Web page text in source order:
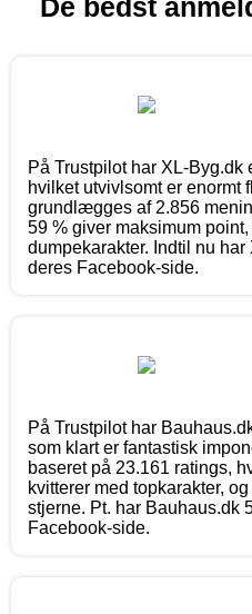
De bedst
På Trustpilot har XL-Byg.dk
hvilket utvivlsomt er enormt
grundlægges af 2.856
59 % giver maksimum
dumpekarakter. Indtil nu
deres Facebook-side.
På Trustpilot har
som klart er fantastisk
baseret på 23.161 ratings,
kvitterer med topkarakter,
stjerne. Pt. har Bauhaus.dk
Facebook-side.